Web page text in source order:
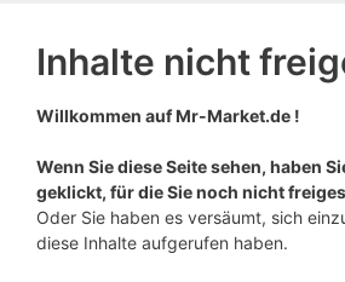
Inhalte nicht
Willkommen auf Mr-Market.de !
Wenn Sie diese Seite sehen, haben
geklickt, für die Sie noch nicht
Oder Sie haben es versäumt, sich
diese Inhalte aufgerufen haben.